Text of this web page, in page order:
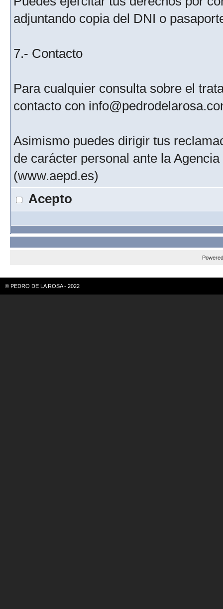
adjuntando copia del DNI o
7.- Contacto
Para cualquier consulta sobre el
contacto con
Asimismo puedes dirigir tus
de carácter personal ante la
(www.aepd.es)
Acepto
© PEDRO DE LA ROSA - 2022